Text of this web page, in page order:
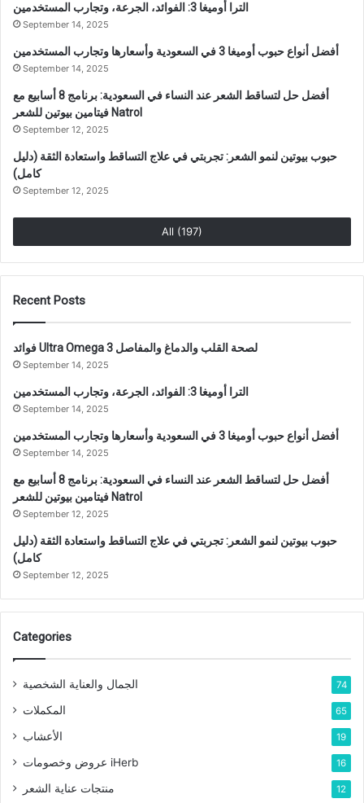
الترا أوميغا 3: الفوائد، الجرعة، وتجارب المستخدمين
September 14, 2025
أفضل أنواع حبوب أوميغا 3 في السعودية وأسعارها وتجارب المستخدمين
September 14, 2025
أفضل حل لتساقط الشعر عند النساء في السعودية: برنامج 8 أسابيع مع
فيتامين بيوتين للشعر Natrol
September 12, 2025
حبوب بيوتين لنمو الشعر: تجربتي في علاج التساقط واستعادة الثقة (دليل
كامل)
September 12, 2025
All (197)
Recent Posts
فوائد Ultra Omega 3 لصحة القلب والدماغ والمفاصل
September 14, 2025
الترا أوميغا 3: الفوائد، الجرعة، وتجارب المستخدمين
September 14, 2025
أفضل أنواع حبوب أوميغا 3 في السعودية وأسعارها وتجارب المستخدمين
September 14, 2025
أفضل حل لتساقط الشعر عند النساء في السعودية: برنامج 8 أسابيع مع
فيتامين بيوتين للشعر Natrol
September 12, 2025
حبوب بيوتين لنمو الشعر: تجربتي في علاج التساقط واستعادة الثقة (دليل
كامل)
September 12, 2025
Categories
الجمال والعناية الشخصية 74
المكملات 65
الأعشاب 19
عروض وخصومات iHerb 16
منتجات عناية الشعر 12